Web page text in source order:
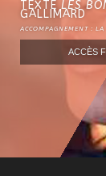
TEXTELES
GALLIMARD
ACCOMPAGNEMENT : LA
ACCÈS